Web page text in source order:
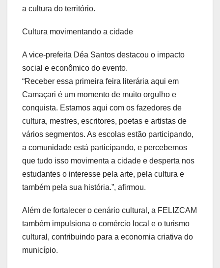
a cultura do território.
Cultura movimentando a cidade
A vice-prefeita Déa Santos destacou o impacto
social e econômico do evento.
“Receber essa primeira feira literária aqui em
Camaçari é um momento de muito orgulho e
conquista. Estamos aqui com os fazedores de
cultura, mestres, escritores, poetas e artistas de
vários segmentos. As escolas estão participando,
a comunidade está participando, e percebemos
que tudo isso movimenta a cidade e desperta nos
estudantes o interesse pela arte, pela cultura e
também pela sua história.”, afirmou.
Além de fortalecer o cenário cultural, a FELIZCAM
também impulsiona o comércio local e o turismo
cultural, contribuindo para a economia criativa do
município.